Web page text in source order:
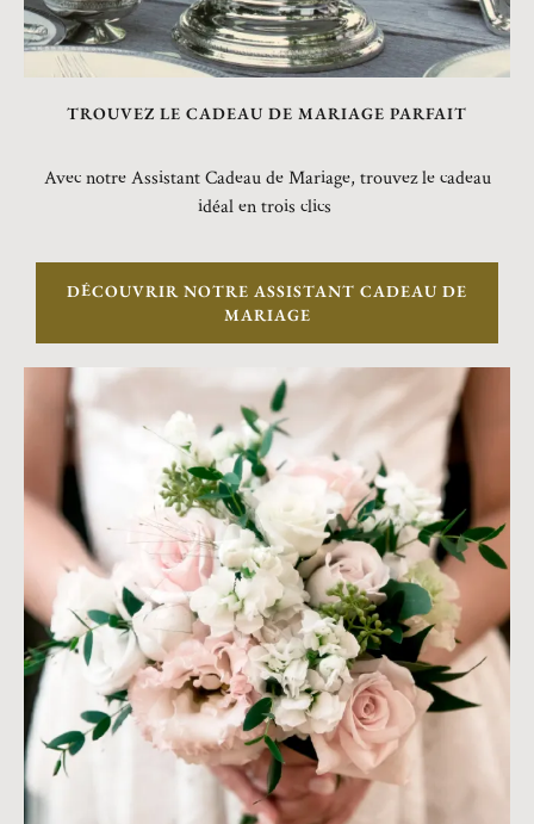
TROUVEZ LE CADEAU DE MARIAGE PARFAIT
Avec notre Assistant Cadeau de Mariage, trouvez le cadeau
idéal en trois clics
DÉCOUVRIR NOTRE ASSISTANT CADEAU DE
MARIAGE